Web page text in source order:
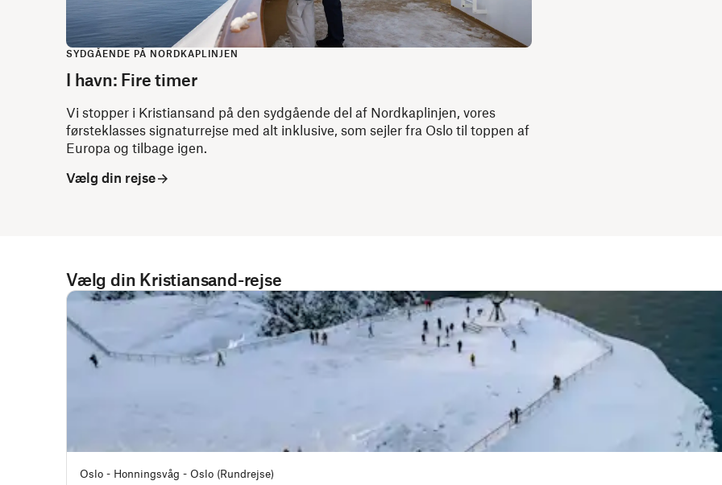
SYDGÅENDE PÅ NORDKAPLINJEN
I havn: Fire timer
Vi stopper i Kristiansand på den sydgående del af Nordkaplinjen, vores
førsteklasses signaturrejse med alt inklusive, som sejler fra Oslo til toppen af
Europa og tilbage igen.
Vælg din rejse
Vælg din Kristiansand-rejse
Oslo - Honningsvåg - Oslo (Rundrejse)